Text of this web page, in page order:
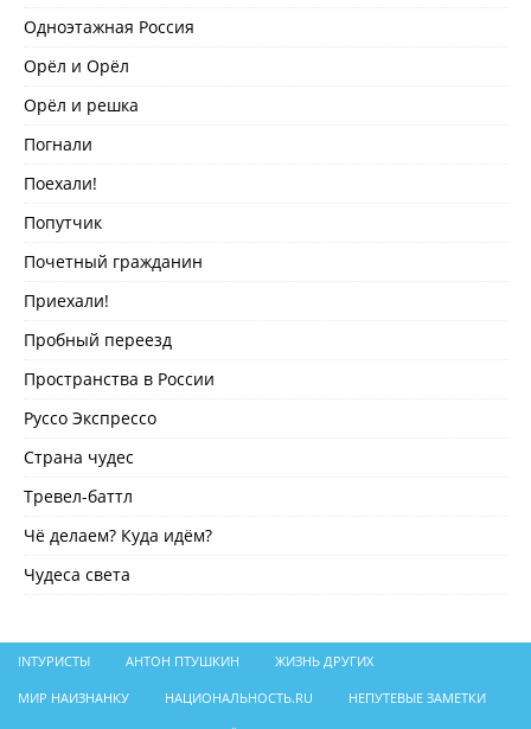
Одноэтажная Россия
Орёл и Орёл
Орёл и решка
Погнали
Поехали!
Попутчик
Почетный гражданин
Приехали!
Пробный переезд
Пространства в России
Руссо Экспрессо
Страна чудес
Тревел-баттл
Чё делаем? Куда идём?
Чудеса света
INТУРИСТЫ АНТОН ПТУШКИН ЖИЗНЬ ДРУГИХ
МИР НАИЗНАНКУ НАЦИОНАЛЬНОСТЬ.RU НЕПУТЕВЫЕ ЗАМЕТКИ